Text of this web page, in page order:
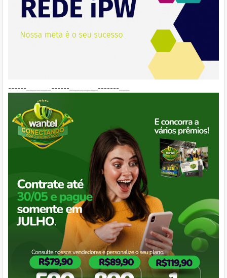
------_______------________-------___